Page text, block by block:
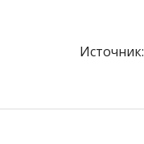
Источник: